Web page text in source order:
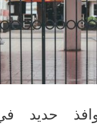
حديد